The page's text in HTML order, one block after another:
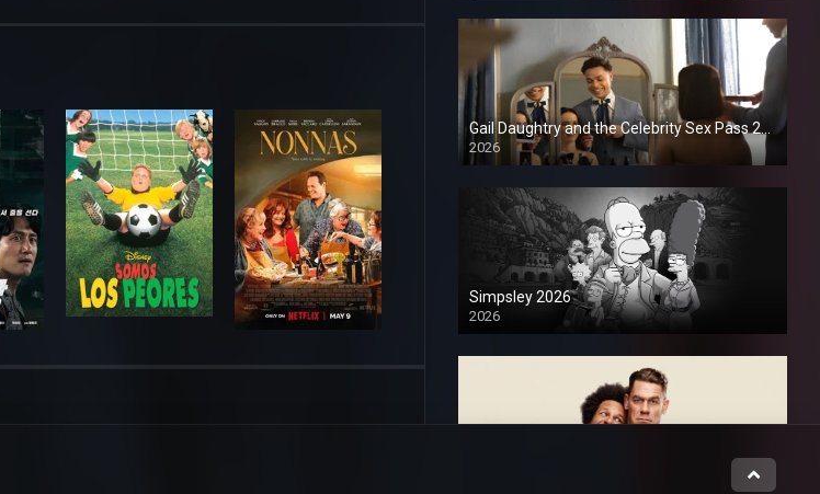
2026
1080P
Simpsley 2026
2026
1080P